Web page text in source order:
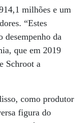
milhões e um
“Estes
desempenho da
que em 2019
Schroot a
como produtor
figura do